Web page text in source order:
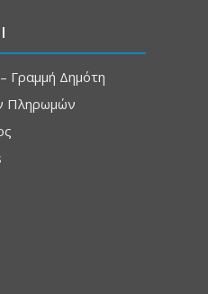
Γραμμή Δημότη
Πληρωμών